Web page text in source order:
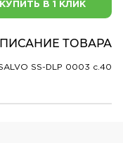
КУПИТЬ В 1 КЛИК
ТОВАРА
SS-DLP 0003 c.40